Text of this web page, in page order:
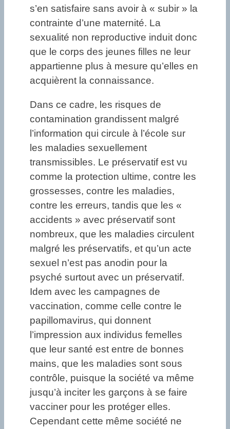
s’en satisfaire sans avoir à « subir » la
contrainte d’une maternité. La
sexualité non reproductive induit donc
que le corps des jeunes filles ne leur
appartienne plus à mesure qu’elles en
acquièrent la connaissance.
Dans ce cadre, les risques de
contamination grandissent malgré
l’information qui circule à l’école sur
les maladies sexuellement
transmissibles. Le préservatif est vu
comme la protection ultime, contre les
grossesses, contre les maladies,
contre les erreurs, tandis que les «
accidents » avec préservatif sont
nombreux, que les maladies circulent
malgré les préservatifs, et qu’un acte
sexuel n’est pas anodin pour la
psyché surtout avec un préservatif.
Idem avec les campagnes de
vaccination, comme celle contre le
papillomavirus, qui donnent
l’impression aux individus femelles
que leur santé est entre de bonnes
mains, que les maladies sont sous
contrôle, puisque la société va même
jusqu’à inciter les garçons à se faire
vacciner pour les protéger elles.
Cependant cette même société ne